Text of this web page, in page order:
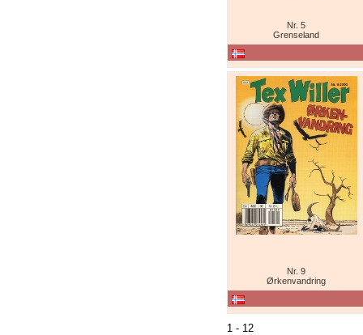
Nr. 5
Grenseland
Nr. 9
Ørkenvandring
1 - 12